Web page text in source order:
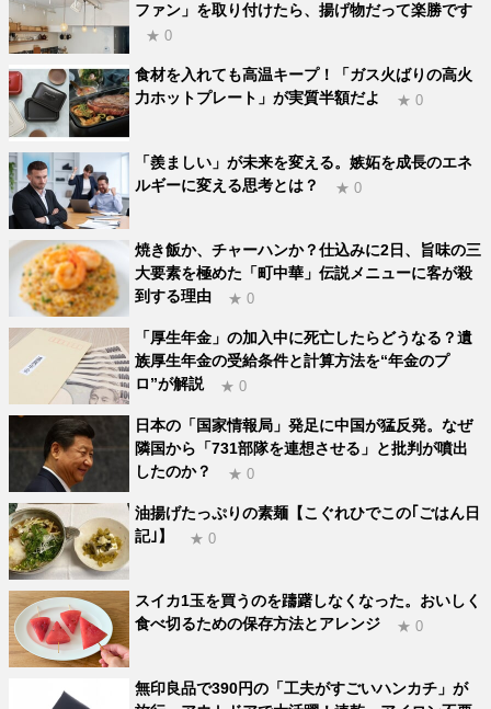
ファン」を取り付けたら、揚げ物だって楽勝です
★ 0
食材を入れても高温キープ！「ガス火ばりの高火
力ホットプレート」が実質半額だよ
★ 0
「羨ましい」が未来を変える。嫉妬を成長のエネ
ルギーに変える思考とは？
★ 0
焼き飯か、チャーハンか？仕込みに2日、旨味の三
大要素を極めた「町中華」伝説メニューに客が殺
到する理由
★ 0
「厚生年金」の加入中に死亡したらどうなる？遺
族厚生年金の受給条件と計算方法を“年金のプ
ロ”が解説
★ 0
日本の「国家情報局」発足に中国が猛反発。なぜ
隣国から「731部隊を連想させる」と批判が噴出
したのか？
★ 0
油揚げたっぷりの素麺【こぐれひでこの｢ごはん日
記｣】
★ 0
スイカ1玉を買うのを躊躇しなくなった。おいしく
食べ切るための保存方法とアレンジ
★ 0
無印良品で390円の「工夫がすごいハンカチ」が